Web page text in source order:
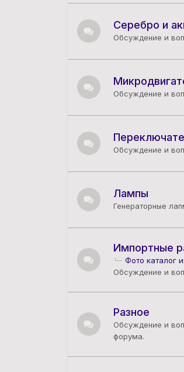
Серебро и
Обсуждение и
Обсуждение и
Обсуждение и
Лампы
Генераторные
Импортные
Фото каталог
Обсуждение и
Разное
Обсуждение и
форума.